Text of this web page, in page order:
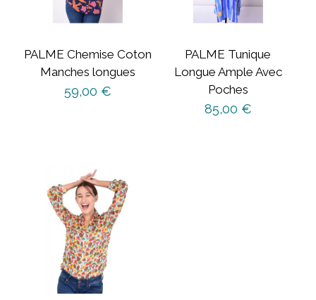
PALME Chemise Coton
Manches longues
59,00 €
PALME Tunique
Longue Ample Avec
Poches
85,00 €